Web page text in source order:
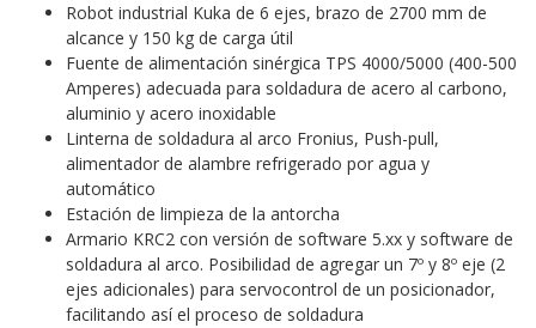
Robot industrial Kuka de 6 ejes, brazo de 2700 mm de
alcance y 150 kg de carga útil
Fuente de alimentación sinérgica TPS 4000/5000 (400-500
Amperes) adecuada para soldadura de acero al carbono,
aluminio y acero inoxidable
Linterna de soldadura al arco Fronius, Push-pull,
alimentador de alambre refrigerado por agua y
automático
Estación de limpieza de la antorcha
Armario KRC2 con versión de software 5.xx y software de
soldadura al arco. Posibilidad de agregar un 7º y 8º eje (2
ejes adicionales) para servocontrol de un posicionador,
facilitando así el proceso de soldadura